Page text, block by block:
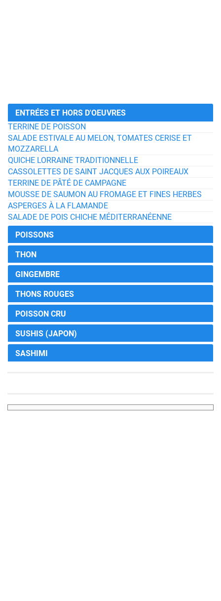
ENTRÉES ET HORS D'OEUVRES
TERRINE DE POISSON
SALADE ESTIVALE AU MELON, TOMATES CERISE ET
MOZZARELLA
QUICHE LORRAINE TRADITIONNELLE
CASSOLETTES DE SAINT JACQUES AUX POIREAUX
TERRINE DE PÂTÉ DE CAMPAGNE
MOUSSE DE SAUMON AU FROMAGE ET FINES HERBES
ASPERGES À LA FLAMANDE
SALADE DE POIS CHICHE MÉDITERRANÉENNE
POISSONS
THON
GINGEMBRE
THONS ROUGES
POISSON CRU
SUSHIS (JAPON)
SASHIMI